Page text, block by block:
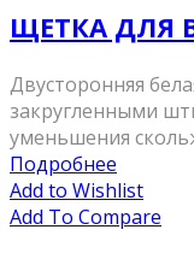
ЩЕТКА ДЛЯ
Двусторонняя
закругленными
уменьшения
Подробнее
Add to Wishlist
Add To Compare